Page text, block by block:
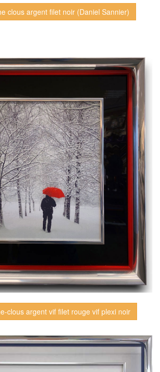
clous argent filet noir (Daniel Sannier)
clous argent vif filet rouge vif plexi noir